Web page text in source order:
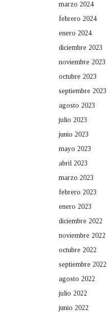
marzo 2024
febrero 2024
enero 2024
diciembre 2023
noviembre 2023
octubre 2023
septiembre 2023
agosto 2023
julio 2023
junio 2023
mayo 2023
abril 2023
marzo 2023
febrero 2023
enero 2023
diciembre 2022
noviembre 2022
octubre 2022
septiembre 2022
agosto 2022
julio 2022
junio 2022